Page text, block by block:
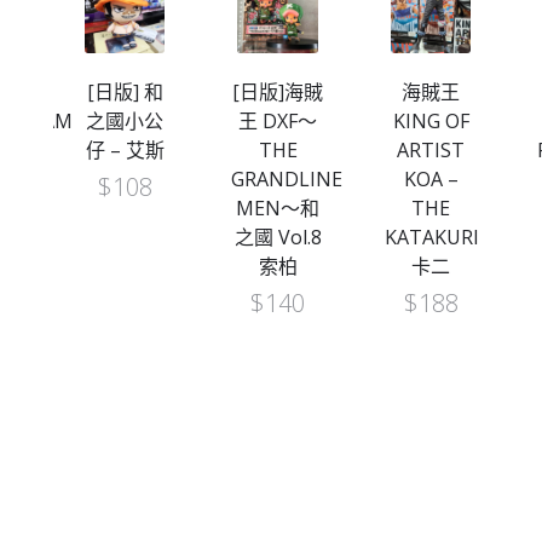
[日版] 和
之國小公
仔 – 艾斯
$108
[日版]海賊
王 DXF～
THE
GRANDLINE
MEN～和
之國 Vol.8
索柏
$140
海賊王
KING OF
ARTIST
KOA –
THE
KATAKURI
卡二
$188